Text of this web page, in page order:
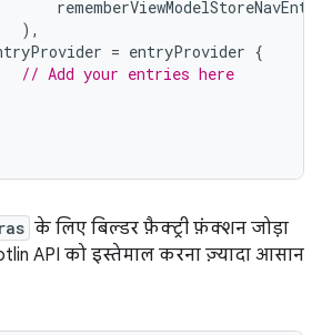
),
= entryProvider {
// Add your entries here
के लिए बिल्डर फ़ैक्ट्री फ़ंक्शन जोड़ा
API को इस्तेमाल करना ज़्यादा आसान